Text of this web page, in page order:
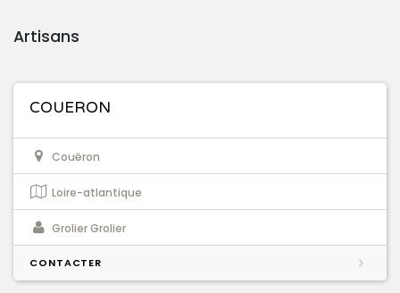
Artisans
COUERON
Couëron
Loire-atlantique
Grolier Grolier
CONTACTER